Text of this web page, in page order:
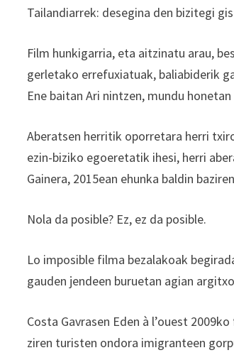
Tailandiarrek: desegina den bizitegi
Film hunkigarria, eta aitzinatu arau,
gerletako errefuxiatuak, baliabiderik
Ene baitan Ari nintzen, mundu
Aberatsen herritik oporretara herri
ezin-biziko egoeretatik ihesi, herri
Gainera, 2015ean ehunka baldin
Nola da posible? Ez, ez da posible.
Lo imposible filma bezalakoak
gauden jendeen buruetan agian
Costa Gavrasen Eden à l’ouest
ziren turisten ondora imigranteen